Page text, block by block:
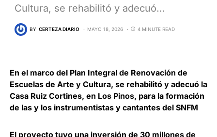
Cultura, se rehabilitó y adecuó…
BY CERTEZA DIARIO MAYO 18, 2026 4 MINUTE READ
En el marco del Plan Integral de Renovación de
Escuelas de Arte y Cultura, se rehabilitó y adecuó la
Casa Ruiz Cortines, en Los Pinos, para la formación
de las y los instrumentistas y cantantes del SNFM
El proyecto tuvo una inversión de 30 millones de